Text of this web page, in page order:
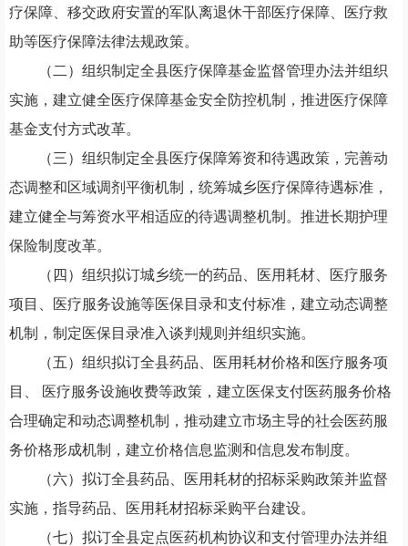
疗保障、移交政府安置的军队离退休干部医疗保障、医疗救
助等医疗保障法律法规政策。
（ 二 ） 组织制定全县医疗保障基金监督管理办法并组织
实施，建立健全医疗保障基金安全防控机制，推进医疗保障
基金支付方式改革。
（三） 组织制定全县医疗保障筹资和待遇政策，完善动
态调整和区域调剂平衡机制，统筹城乡医疗保障待遇标准，
建立健全与筹资水平相适应的待遇调整机制。推进长期护理
保险制度改革。
（ 四 ） 组织拟订城乡统一的药品、医用耗材、医疗服务
项目、医疗服务设施等医保目录和支付标准，建立动态调整
机制，制定医保目录准入谈判规则并组织实施。
（五） 组织拟订全县药品、医用耗材价格和医疗服务项
目、 医疗服务设施收费等政策，建立医保支付医药服务价格
合理确定和动态调整机制，推动建立市场主导的社会医药服
务价格形成机制，建立价格信息监测和信息发布制度。
（六） 拟订全县药品、医用耗材的招标采购政策并监督
实施，指导药品、医用耗材招标采购平台建设。
（七） 拟订全县定点医药机构协议和支付管理办法并组